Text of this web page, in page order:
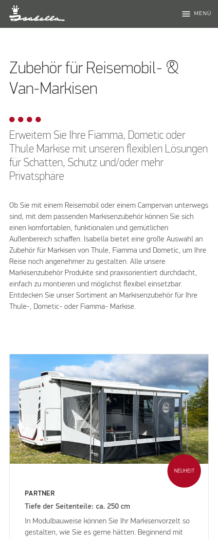
menu MENÜ
Zubehör für Reisemobil- &
Van-Markisen
Erweitern Sie Ihre Fiamma, Dometic oder
Thule Markise mit unseren flexiblen Lösungen
für Schatten, Schutz und/oder mehr
Privatsphäre
Ob Sie mit einem Reisemobil oder einem Campervan unterwegs
sind, mit dem passenden Markisenzubehör können Sie sich
einen komfortablen, funktionalen und gemütlichen
Außenbereich schaffen. Isabella bietet eine große Auswahl an
Zubehör für Markisen von Thule, Fiamma und Dometic, um Ihre
Reise noch angenehmer zu gestalten. Alle unsere
Markisenzubehör Produkte sind praxisorientiert durchdacht,
einfach zu montieren und möglichst flexibel einsetzbar.
Entdecken Sie unser Sortiment an Markisenzubehör für Ihre
Thule-, Dometic- oder Fiamma- Markise.
NEUHEIT
PARTNER
Tiefe der Seitenteile: ca. 250 cm
In Modulbauweise können Sie Ihr Markisenvorzelt so
gestalten, wie Sie es gerne hätten. Beginnend mit